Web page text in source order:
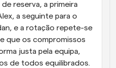
reserva, a primeira
a seguinte para o
e a rotação repete-se
que os compromissos
justa pela equipa,
de todos equilibrados.